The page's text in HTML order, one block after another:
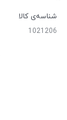
شناسه‌ی کالا
1021206